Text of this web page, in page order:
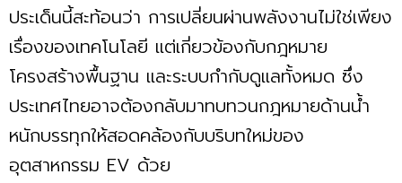
ประเด็นนี้สะท้อนว่า การเปลี่ยนผ่านพลังงานไม่ใช่เพียง
เรื่องของเทคโนโลยี แต่เกี่ยวข้องกับกฎหมาย
โครงสร้างพื้นฐาน และระบบกำกับดูแลทั้งหมด ซึ่ง
ประเทศไทยอาจต้องกลับมาทบทวนกฎหมายด้านน้ำ
หนักบรรทุกให้สอดคล้องกับบริบทใหม่ของ
อุตสาหกรรม EV ด้วย